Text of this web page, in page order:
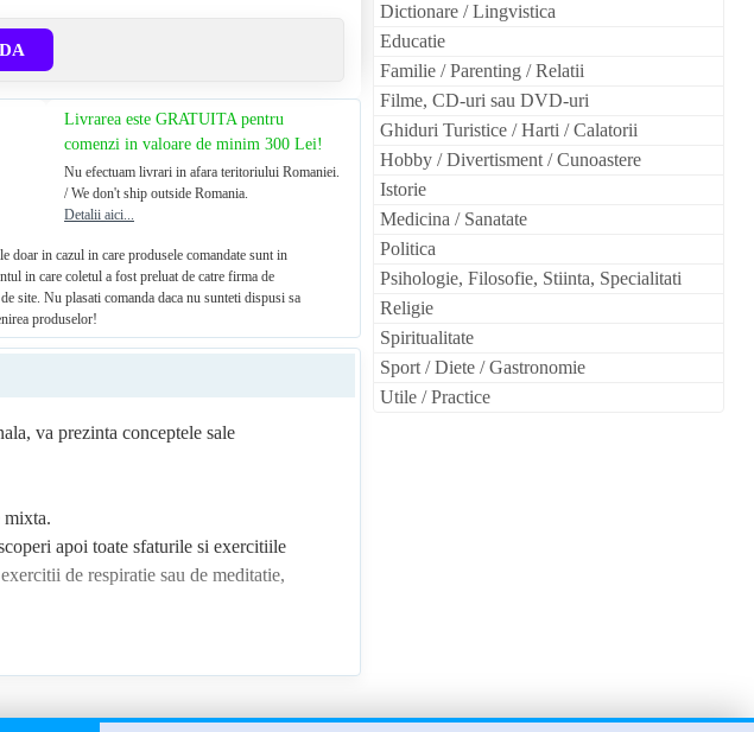
Livrarea este GRATUITA pentru
comenzi in valoare de minim 300 Lei!
Nu efectuam livrari in afara teritoriului Romaniei.
/ We don't ship outside Romania.
Detalii aici...
doar in cazul in care produsele comandate sunt in
in care coletul a fost preluat de catre firma de
site. Nu plasati comanda daca nu sunteti dispusi sa
produselor!
va prezinta conceptele sale
mixta.
apoi toate sfaturile si exercitiile
de respiratie sau de meditatie,
Colegiul european de naturopatie
Dictionare / Lingvistica
Educatie
Familie / Parenting / Relatii
Filme, CD-uri sau DVD-uri
Ghiduri Turistice / Harti / Calatorii
Hobby / Divertisment / Cunoastere
Istorie
Medicina / Sanatate
Politica
Psihologie, Filosofie, Stiinta, Specialitati
Religie
Spiritualitate
Sport / Diete / Gastronomie
Utile / Practice